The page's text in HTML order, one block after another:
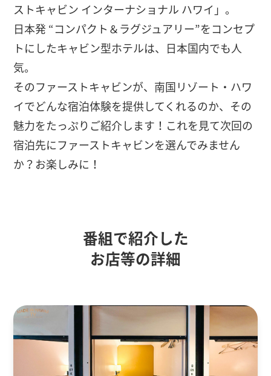
ストキャビン インターナショナル ハワイ」。
日本発 “コンパクト＆ラグジュアリー”をコンセプ
トにしたキャビン型ホテルは、日本国内でも人
気。
そのファーストキャビンが、南国リゾート・ハワ
イでどんな宿泊体験を提供してくれるのか、その
魅力をたっぷりご紹介します！これを見て次回の
宿泊先にファーストキャビンを選んでみません
か？お楽しみに！
番組で紹介した
お店等の詳細